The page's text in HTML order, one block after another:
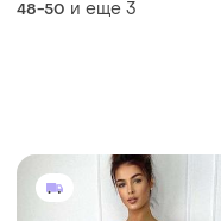
резинке с рюшей снизу
48-50 и еще 3